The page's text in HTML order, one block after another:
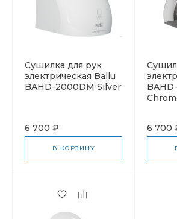
Cушилка для рук
электрическая Ballu
BAHD-2000DM Silver
6 700 ₽
В КОРЗИНУ
6 700